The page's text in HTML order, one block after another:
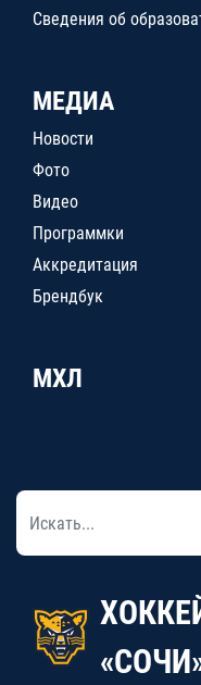
Сведения об
МЕДИА
Новости
Фото
Видео
Программки
Аккредитация
Брендбук
МХЛ